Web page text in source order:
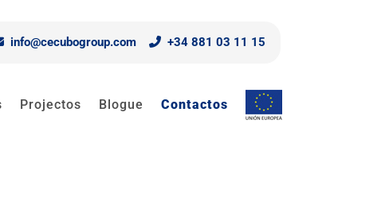
info@cecubogroup.com +34 881 03 11 15
Projectos Blogue Contactos